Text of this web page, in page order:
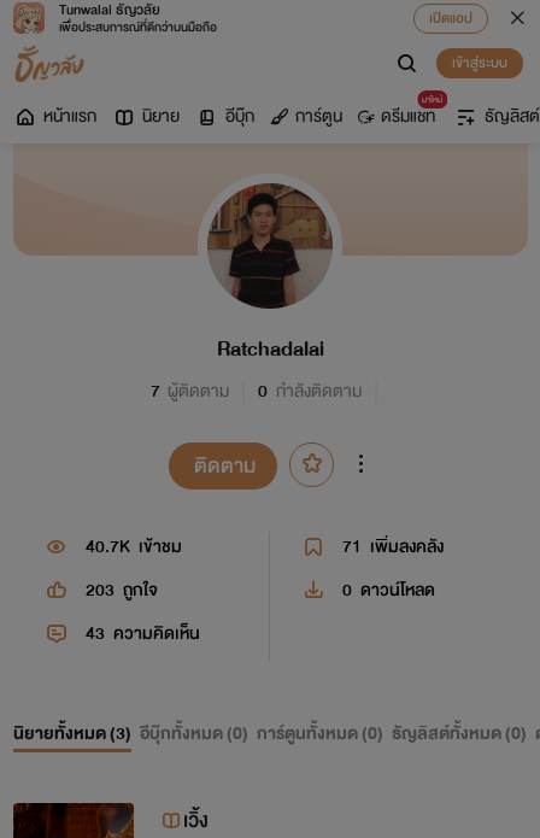
Tunwalai ธัญวลัย
เพื่อประสบการณ์ที่ดีกว่าบนมือถือ
เปิดแอป
เข้าสู่ระบบ
หน้าแรก นิยาย อีบุ๊ก การ์ตูน
มาใหม่
ดรีมแชท ธัญลิสต์
Ratchadalai
7 ผู้ติดตาม 0 กำลังติดตาม
ติดตาม
40.7K เข้าชม 71 เพิ่มลงคลัง
203 ถูกใจ 0 ดาวน์โหลด
43 ความคิดเห็น
นิยายทั้งหมด (3) อีบุ๊กทั้งหมด (0) การ์ตูนทั้งหมด (0) ธัญลิสต์ทั้งหมด (0)
เวิ้ง